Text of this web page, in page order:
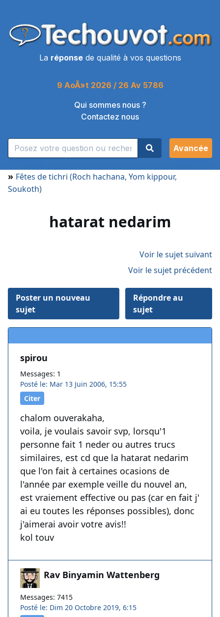
La réponsede qualité à vos questions
9 AoÃ»t 2026 / 26 Av 5786
Qui sommes nous ?
Contactez nous
Avancée
» Fêtes de tichri (Roch hachana, Yom kippour,
Soukoth)
hatarat nedarim
Voir le sujet suivant
Voir le sujet précédent
Poster un nouveau
sujet
Répondre au
sujet
spirou
Messages: 1
Posté le: Mar 13 Juin 2006, 15:55
Citer
chalom ouverakaha,
voila, je voulais savoir svp, lorsqu'1
personne fait 1 neder ou autres trucs
similaires, est cd que la hatarat nedarim
que l'on fait à certaines ocasions de
l'année par exemple veille du nouvel an,
est vraiement effective ou pas (car en fait j'
ai eu toutes les réponses possibles), donc
j'aimerai avoir votre avis!!
kol touv
Rav Binyamin Wattenberg
Messages: 7415
Posté le: Dim 20 Octobre 2019, 6:15